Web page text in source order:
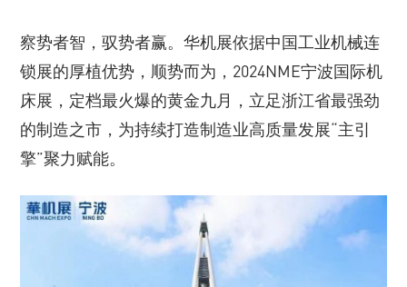
察势者智，驭势者赢。华机展依据中国工业机械连
锁展的厚植优势，顺势而为，2024NME宁波国际机
床展，定档最火爆的黄金九月，立足浙江省最强劲
的制造之市，为持续打造制造业高质量发展“主引
擎”聚力赋能。